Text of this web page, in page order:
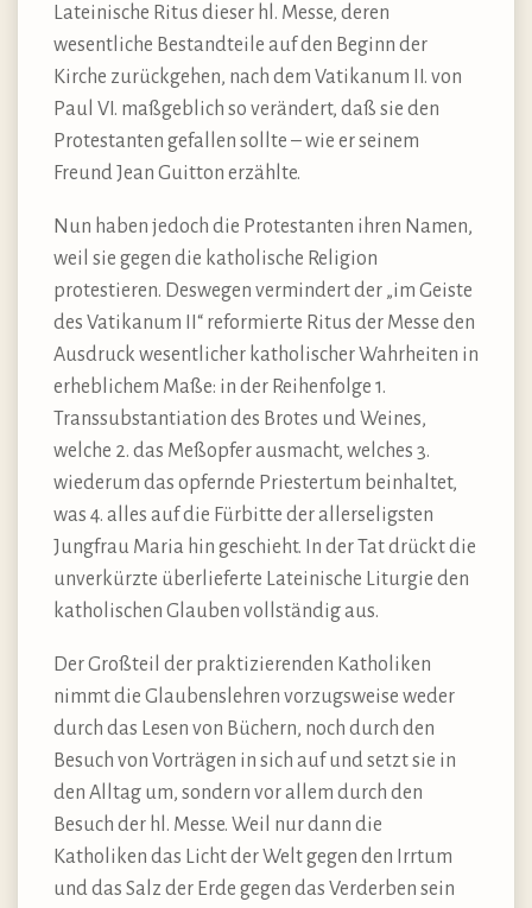
Lateinische Ritus dieser hl. Messe, deren
wesentliche Bestandteile auf den Beginn der
Kirche zurückgehen, nach dem Vatikanum II. von
Paul VI. maßgeblich so verändert, daß sie den
Protestanten gefallen sollte – wie er seinem
Freund Jean Guitton erzählte.
Nun haben jedoch die Protestanten ihren Namen,
weil sie gegen die katholische Religion
protestieren. Deswegen vermindert der „im Geiste
des Vatikanum II“ reformierte Ritus der Messe den
Ausdruck wesentlicher katholischer Wahrheiten in
erheblichem Maße: in der Reihenfolge 1.
Transsubstantiation des Brotes und Weines,
welche 2. das Meßopfer ausmacht, welches 3.
wiederum das opfernde Priestertum beinhaltet,
was 4. alles auf die Fürbitte der allerseligsten
Jungfrau Maria hin geschieht. In der Tat drückt die
unverkürzte überlieferte Lateinische Liturgie den
katholischen Glauben vollständig aus.
Der Großteil der praktizierenden Katholiken
nimmt die Glaubenslehren vorzugsweise weder
durch das Lesen von Büchern, noch durch den
Besuch von Vorträgen in sich auf und setzt sie in
den Alltag um, sondern vor allem durch den
Besuch der hl. Messe. Weil nur dann die
Katholiken das Licht der Welt gegen den Irrtum
und das Salz der Erde gegen das Verderben sein